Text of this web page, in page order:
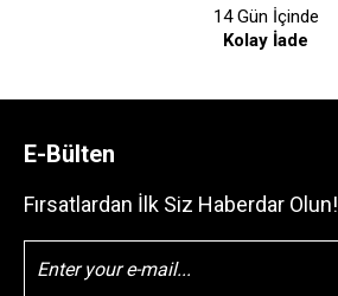
14 Gün İçinde
Kolay İade
E-Bülten
Fırsatlardan İlk Siz Haberdar Olun!